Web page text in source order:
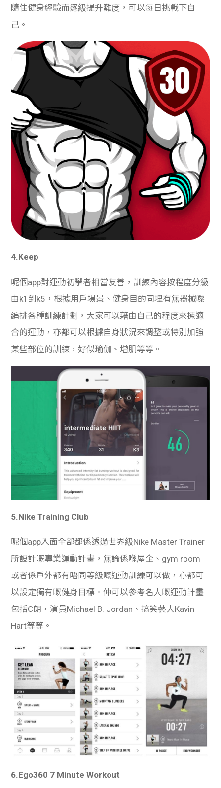
隨住健身經驗而逐級提升難度，可以每日挑戰下自
己。
4.Keep
呢個app對運動初學者相當友善，訓練內容按程度分級
由k1到k5，根據用戶場景、健身目的同埋有無器械嚟
編排各種訓練計劃，大家可以藉由自己的程度來揀適
合的運動，亦都可以根據自身狀況來調整或特別加強
某些部位的訓練，好似瑜伽、增肌等等。
5.Nike Training Club
呢個app入面全部都係透過世界級Nike Master Trainer
所設計嘅專業運動計畫，無論係喺屋企、gym room
或者係戶外都有唔同等級嘅運動訓練可以做，亦都可
以設定獨有嘅健身目標。仲可以參考名人嘅運動計畫
包括C朗，演員Michael B. Jordan、搞笑藝人Kavin
Hart等等。
6.Ego360 7 Minute Workout